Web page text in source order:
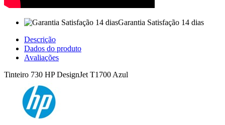
Garantia Satisfação 14 dias
Descrição
Dados do produto
Avaliações
Tinteiro 730 HP DesignJet T1700 Azul